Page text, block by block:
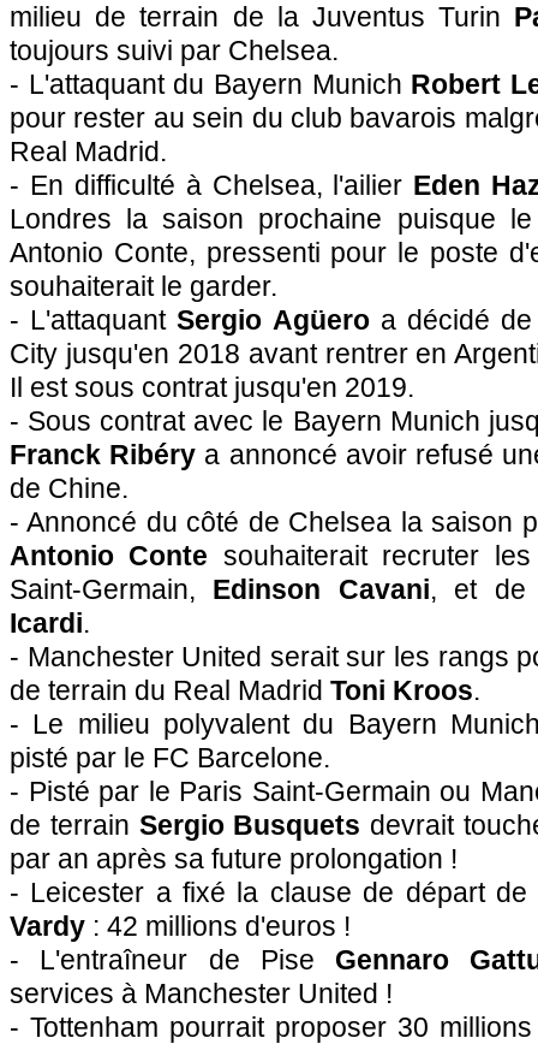
milieu de terrain de la Juventus Turin
toujours suivi par Chelsea.
- L'attaquant du Bayern Munich Robert
pour rester au sein du club bavarois
Real Madrid.
- En difficulté à Chelsea, l'ailier Eden
Londres la saison prochaine puisque
Antonio Conte, pressenti pour le poste
souhaiterait le garder.
- L'attaquantSergio Agüeroa décidé de
City jusqu'en 2018 avant rentrer en
Il est sous contrat jusqu'en 2019.
- Sous contrat avec le Bayern Munich
Franck Ribéry a annoncé avoir refusé
de Chine.
- Annoncé du côté de Chelsea la saison
Antonio Conte souhaiterait recruter
Saint-Germain, Edinson Cavani, et de
Icardi.
- Manchester United serait sur les rangs
de terrain du Real Madrid Toni Kroos.
- Le milieu polyvalent du Bayern
pisté par le FC Barcelone.
- Pisté par le Paris Saint-Germain ou
de terrain Sergio Busquets devrait
par an après sa future prolongation !
- Leicester a fixé la clause de départ
Vardy : 42 millions d'euros !
- L'entraîneur de Pise Gennaro
services à Manchester United !
- Tottenham pourrait proposer 30